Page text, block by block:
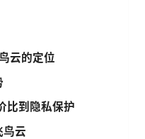
云的定位
比到隐私保护
鸟云